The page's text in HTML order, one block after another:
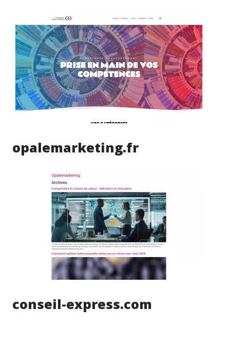
opalemarketing.fr
conseil-express.com